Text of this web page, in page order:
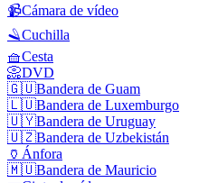
📹Cámara de vídeo
🪒Cuchilla
🧺Cesta
📀DVD
🇬🇺Bandera de Guam
🇱🇺Bandera de Luxemburgo
🇺🇾Bandera de Uruguay
🇺🇿Bandera de Uzbekistán
🏺 Ánfora
🇲🇺Bandera de Mauricio